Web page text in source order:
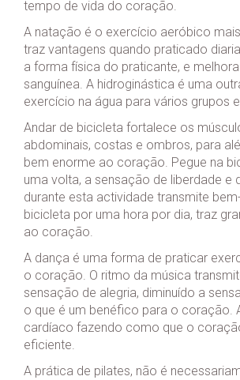
tempo de vida do coração.
A natação é o exercício aeróbico
traz vantagens quando praticado
a forma física do praticante, e
sanguínea. A hidroginástica é uma
exercício na água para vários grupos
Andar de bicicleta fortalece os
abdominais, costas e ombros, para
bem enorme ao coração. Pegue na
uma volta, a sensação de liberdade e
durante esta actividade transmite
bicicleta por uma hora por dia, traz
ao coração.
A dança é uma forma de praticar
o coração. O ritmo da música
sensação de alegria, diminuído a
o que é um benéfico para o coração.
cardíaco fazendo como que o
eficiente.
A prática de pilates, não é